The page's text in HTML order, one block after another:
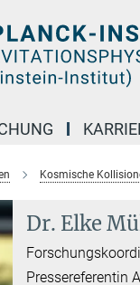
Kosmische
Dr. Elke
Pressereferentin